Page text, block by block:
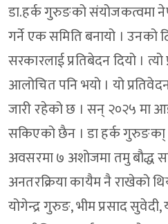
डा.हर्क गुरुङको संयोजकत्वमा
गर्ने एक समिति बनायो । उनको
सरकारलाई प्रतिबेदन दियो ।
आलोचित पनि भयो । यो
जारी रहेको छ । सन् २०२५ मा
सकिएको छैन । डा हर्क
अवसरमा ७ अशोजमा तमु बौद्ध
अनतरक्रिया कायैम नै राखेको
योगेन्द्र गुरुङ, भीम प्रसाद सुवेदी,